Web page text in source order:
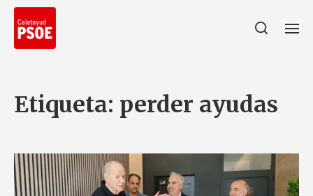
Etiqueta: perder ayudas